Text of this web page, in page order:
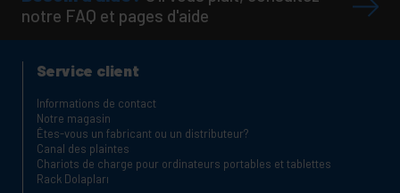
notre FAQ et pages d'aide
Service client
Informations de contact
Notre magasin
Êtes-vous un fabricant ou un distributeur?
Canal des plaintes
Chariots de charge pour ordinateurs portables et tablettes
Rack Dolapları